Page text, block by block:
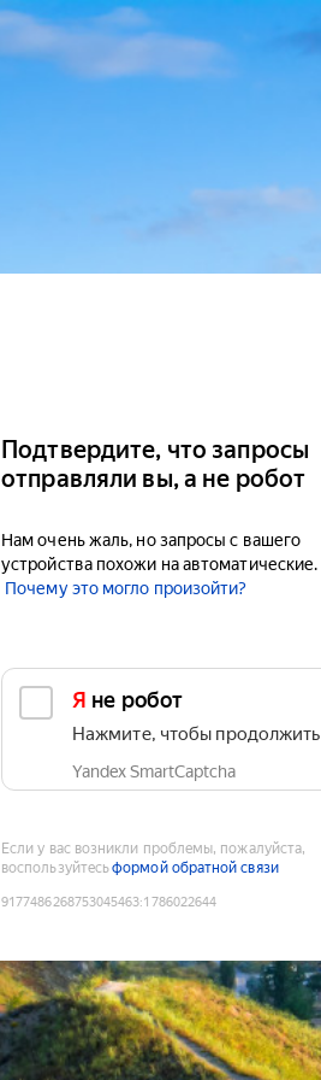
Подтвердите, что запросы
отправляли вы, а не робот
Нам очень жаль, но запросы с вашего
устройства похожи на автоматические.
Почему это могло произойти?
Я не робот
Нажмите, чтобы продолжить
Yandex SmartCaptcha
Если у вас возникли проблемы, пожалуйста,
воспользуйтесьформой обратной связи
9177486268753045463:1786022644